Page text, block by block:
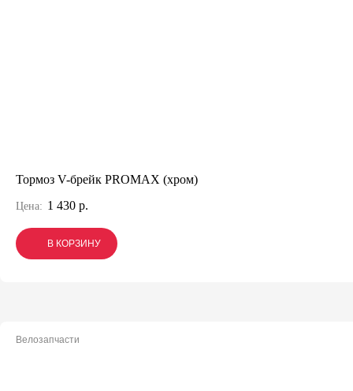
Тормоз V-брейк PROMAX (хром)
Цена: 1 430 р.
В КОРЗИНУ
В КОРЗИНУ
В КОРЗИНУ
Велозапчасти